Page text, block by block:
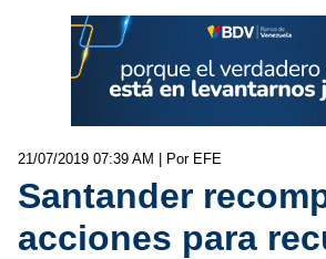
21/07/2019 07:39 AM | Por EFE
Santander
acciones para